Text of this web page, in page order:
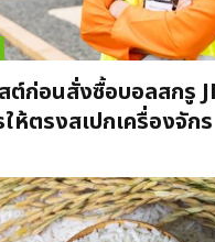
ต์ก่อนสั่งซื้อบอลสกรู
ให้ตรงสเปกเครื่องจักร